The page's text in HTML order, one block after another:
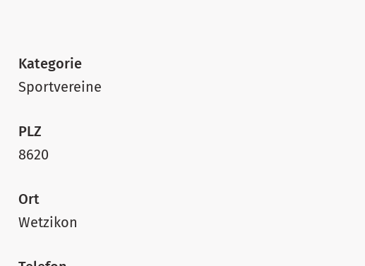
Kategorie
Sportvereine
PLZ
8620
Ort
Wetzikon